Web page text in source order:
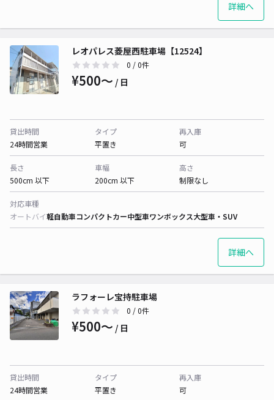
詳細へ
レオパレス菱屋西駐車場【12524】
0 / 0件
¥500〜 / 日
貸出時間
24時間営業
タイプ
平置き
再入庫
可
長さ
500cm 以下
車幅
200cm 以下
高さ
制限なし
対応車種
オートバイ軽自動車コンパクトカー中型車ワンボックス大型車・SUV
詳細へ
ラフォーレ宝持駐車場
0 / 0件
¥500〜 / 日
貸出時間
24時間営業
タイプ
平置き
再入庫
可